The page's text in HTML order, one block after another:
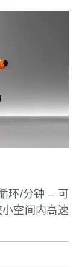
环/分钟 – 可
空间内高速